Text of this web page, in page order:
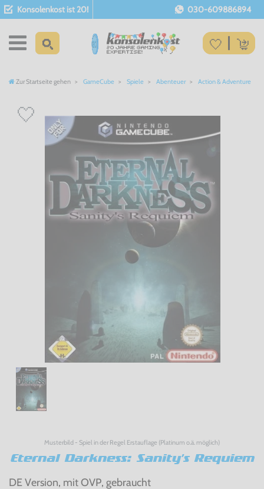
Konsolenkost ist 20! 030-609886894
Zur Startseite gehen GameCube Spiele Abenteuer Action & Adventure
Musterbild - Spiel in der Regel Erstauflage (Platinum o.ä. möglich)
Eternal Darkness: Sanity's Requiem
DE Version, mit OVP, gebraucht